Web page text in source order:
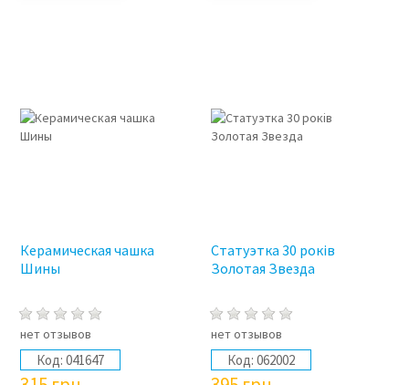
Керамическая чашка
Шины
нет отзывов
Код: 041647
Статуэтка 30 років
Золотая Звезда
нет отзывов
Код: 062002